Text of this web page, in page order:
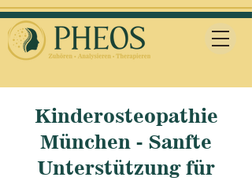
Kinderosteopathie
München - Sanfte
Unterstützung für